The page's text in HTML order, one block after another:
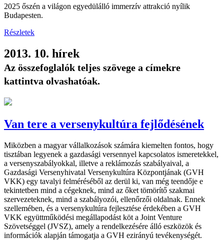
2025 őszén a világon egyedülálló immerzív attrakció nyílik
Budapesten.
Részletek
2013. 10. hírek
Az összefoglalók teljes szövege a címekre
kattintva olvashatóak.
Van tere a versenykultúra fejlődésének
Miközben a magyar vállalkozások számára kiemelten fontos, hogy
tisztában legyenek a gazdasági versennyel kapcsolatos ismeretekkel,
a versenyszabályokkal, illetve a reklámozás szabályaival, a
Gazdasági Versenyhivatal Versenykultúra Központjának (GVH
VKK) egy tavalyi felméréséből az derül ki, van még teendője e
tekintetben mind a cégeknek, mind az őket tömörítő szakmai
szervezeteknek, mind a szabályozói, ellenőrzői oldalnak. Ennek
szellemében, és a versenykultúra fejlesztése érdekében a GVH
VKK együttműködési megállapodást köt a Joint Venture
Szövetséggel (JVSZ), amely a rendelkezésére álló eszközök és
információk alapján támogatja a GVH ezirányú tevékenységét.